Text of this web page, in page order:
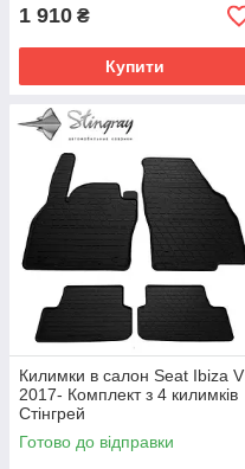
1 910 ₴
Купити
Килимки в салон Seat Ibiza V
2017- Комплект з 4 килимків
Стінгрей
Готово до відправки